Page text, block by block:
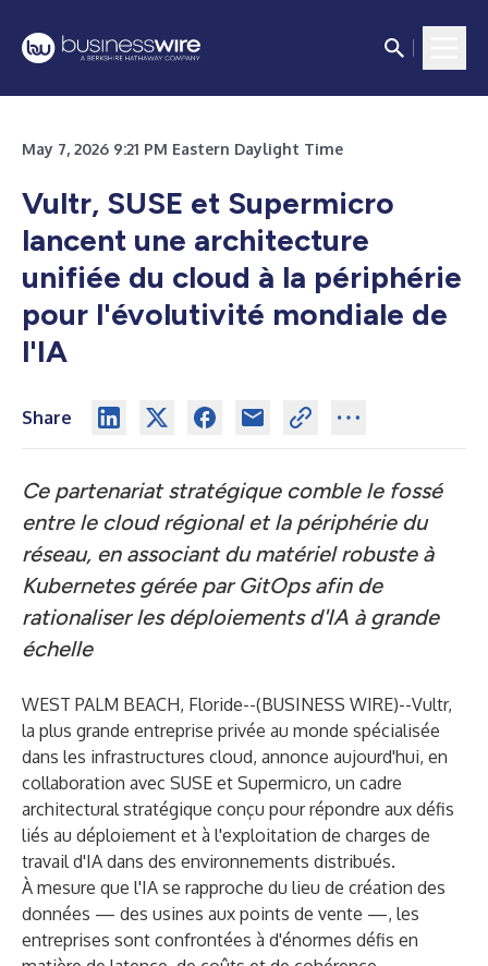
May 7, 2026 9:21 PM Eastern Daylight Time
Vultr, SUSE et Supermicro
lancent une architecture
unifiée du cloud à la périphérie
pour l'évolutivité mondiale de
l'IA
Share
Ce partenariat stratégique comble le fossé
entre le cloud régional et la périphérie du
réseau, en associant du matériel robuste à
Kubernetes gérée par GitOps afin de
rationaliser les déploiements d'IA à grande
échelle
WEST PALM BEACH, Floride--(BUSINESS WIRE)--Vultr,
la plus grande entreprise privée au monde spécialisée
dans les infrastructures cloud, annonce aujourd'hui, en
collaboration avec SUSE et Supermicro, un cadre
architectural stratégique conçu pour répondre aux défis
liés au déploiement et à l'exploitation de charges de
travail d'IA dans des environnements distribués.
À mesure que l'IA se rapproche du lieu de création des
données — des usines aux points de vente —, les
entreprises sont confrontées à d'énormes défis en